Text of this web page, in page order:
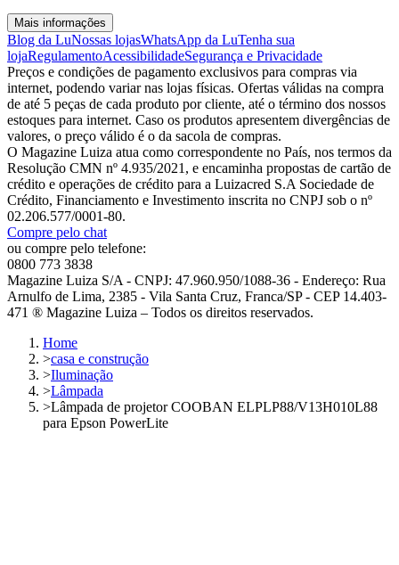
Mais informações
Blog da LuNossas lojasWhatsApp da LuTenha sua
lojaRegulamentoAcessibilidadeSegurança e Privacidade
Preços e condições de pagamento exclusivos para compras via
internet, podendo variar nas lojas físicas. Ofertas válidas na compra
de até 5 peças de cada produto por cliente, até o término dos nossos
estoques para internet. Caso os produtos apresentem divergências de
valores, o preço válido é o da sacola de compras.
O Magazine Luiza atua como correspondente no País, nos termos da
Resolução CMN nº 4.935/2021, e encaminha propostas de cartão de
crédito e operações de crédito para a Luizacred S.A Sociedade de
Crédito, Financiamento e Investimento inscrita no CNPJ sob o nº
02.206.577/0001-80.
Compre pelo chat
ou compre pelo telefone:
0800 773 3838
Magazine Luiza S/A - CNPJ: 47.960.950/1088-36 - Endereço: Rua
Arnulfo de Lima, 2385 - Vila Santa Cruz, Franca/SP - CEP 14.403-
471 ® Magazine Luiza – Todos os direitos reservados.
Home
>casa e construção
>Iluminação
>Lâmpada
>Lâmpada de projetor COOBAN ELPLP88/V13H010L88
para Epson PowerLite